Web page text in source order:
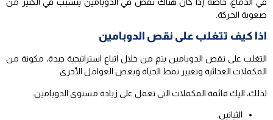
صعوبة الحركة.
اذا كيف تتغلب على نقص الدوبامين
التغلب على نقص الدوبامين يتم من خلال اتباع استراتيجية جيدة، مكونة من
المكملات الغذائية وتغيير نمط الحياة وبعض العوامل الأخرى
لذلك، اليك قائمة المكملات التي تعمل على زيادة مستوى الدوبامين:
الثيانين.